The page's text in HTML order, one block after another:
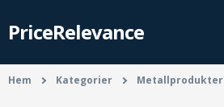
PriceRelevance
Hem Kategorier Metallprodukter